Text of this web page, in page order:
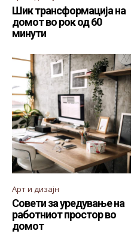
Шик трансформација на
домот во рок од 60
минути
Арт и дизајн
Совети за уредување на
работниот простор во
домот